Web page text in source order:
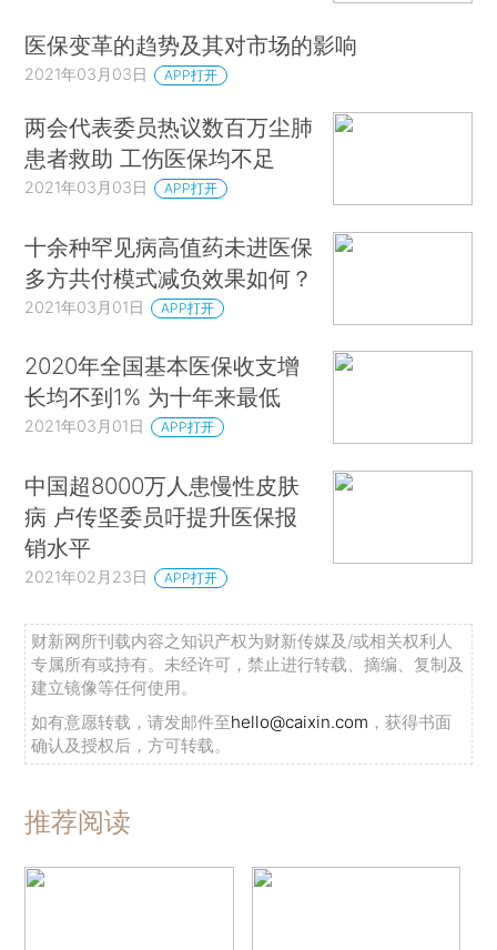
医保变革的趋势及其对市场的影响
2021年03月03日 APP打开
两会代表委员热议数百万尘肺
患者救助 工伤医保均不足
2021年03月03日 APP打开
十余种罕见病高值药未进医保
多方共付模式减负效果如何？
2021年03月01日 APP打开
2020年全国基本医保收支增
长均不到1% 为十年来最低
2021年03月01日 APP打开
中国超8000万人患慢性皮肤
病 卢传坚委员吁提升医保报
销水平
2021年02月23日 APP打开
财新网所刊载内容之知识产权为财新传媒及/或相关权利人
专属所有或持有。未经许可，禁止进行转载、摘编、复制及
建立镜像等任何使用。
如有意愿转载，请发邮件至hello@caixin.com ，获得书面
确认及授权后，方可转载。
推荐阅读